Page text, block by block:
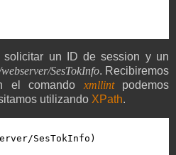
solicitar un ID de session y un
SesTokInfo. Recibiremos
el comando xmllintpodemos
utilizando XPath.
SesTokInfo)